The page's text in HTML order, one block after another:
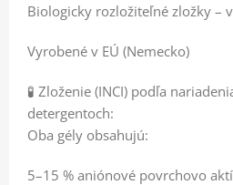
Biologicky rozložiteľné zložky –
Vyrobené v EÚ (Nemecko)
🧪 Zloženie (INCI) podľa
detergentoch:
Oba gély obsahujú:
5–15 % aniónové povrchovo